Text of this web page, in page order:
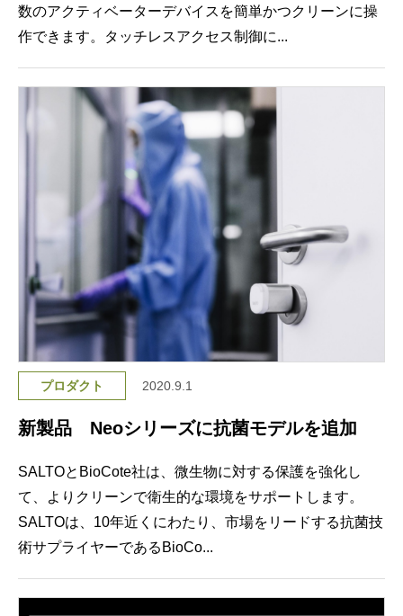
数のアクティベーターデバイスを簡単かつクリーンに操
作できます。タッチレスアクセス制御に...
プロダクト 2020.9.1
新製品 Neoシリーズに抗菌モデルを追加
SALTOとBioCote社は、微生物に対する保護を強化し
て、よりクリーンで衛生的な環境をサポートします。
SALTOは、10年近くにわたり、市場をリードする抗菌技
術サプライヤーであるBioCo...